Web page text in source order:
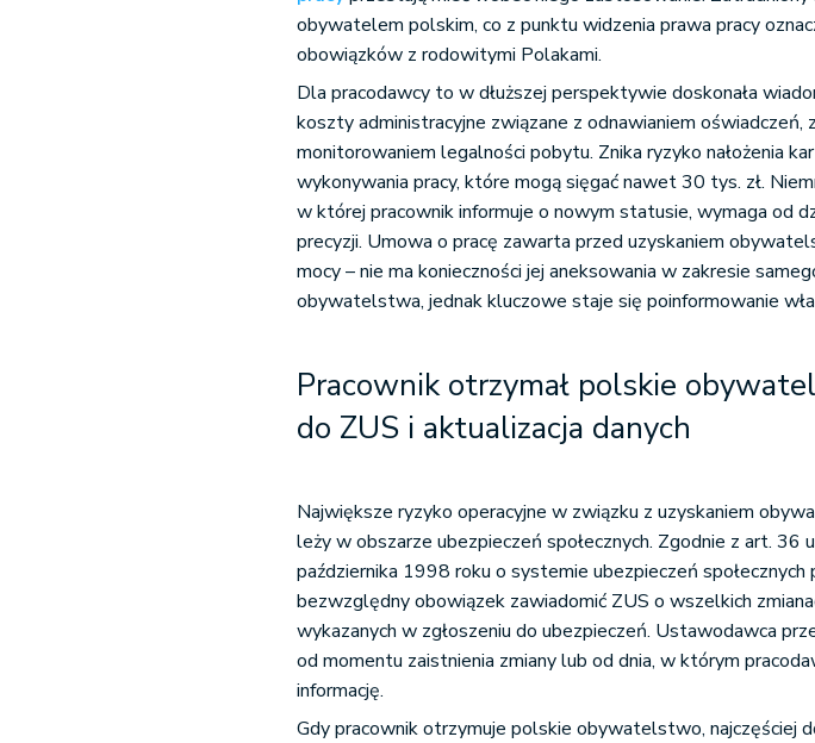
obywatelem polskim, co z punktu widzenia prawa pracy
obowiązków z rodowitymi Polakami.
Dla pracodawcy to w dłuższej perspektywie doskonała
koszty administracyjne związane z odnawianiem oświadczeń,
monitorowaniem legalności pobytu. Znika ryzyko nałożenia
wykonywania pracy, które mogą sięgać nawet 30 tys. zł.
w której pracownik informuje o nowym statusie, wymaga od
precyzji. Umowa o pracę zawarta przed uzyskaniem
mocy – nie ma konieczności jej aneksowania w zakresie
obywatelstwa, jednak kluczowe staje się poinformowanie
Pracownik otrzymał polskie
do ZUS i aktualizacja danych
Największe ryzyko operacyjne w związku z uzyskaniem
leży w obszarze ubezpieczeń społecznych. Zgodnie z art.
października 1998 roku o systemie ubezpieczeń społecznych
bezwzględny obowiązek zawiadomić ZUS o wszelkich
wykazanych w zgłoszeniu do ubezpieczeń. Ustawodawca
od momentu zaistnienia zmiany lub od dnia, w którym
informację.
Gdy pracownik otrzymuje polskie obywatelstwo, najczęściej